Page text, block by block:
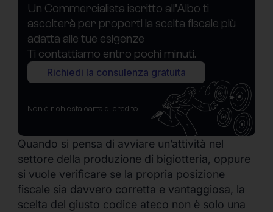
Un Commercialista iscritto all’Albo ti
ascolterà per proporti la scelta fiscale più
adatta alle tue esigenze
Ti contattiamo entro pochi minuti.
Richiedi la consulenza gratuita
Non è richiesta carta di credito
Quando si pensa di avviare un’attività nel
settore della produzione di bigiotteria, oppure
si vuole verificare se la propria posizione
fiscale sia davvero corretta e vantaggiosa, la
scelta del giusto codice ateco non è solo una